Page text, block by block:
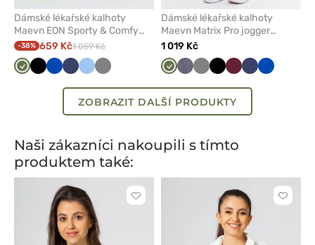
Dámské lékařské kalhoty
Maevn EON Sporty & Comfy
jogger olivkové
-38% 659 Kč1 059 Kč
OlivkováČernáKrálovsky
Námořnická
ModráŠedá
Dámské lékařské kalhoty
Maevn Matrix Pro jogger
olivkové
1 019 Kč
Olivková
ŠedáŠedáČernáTřešňová
Námořnická
Královsky
ZOBRAZIT DALŠÍ PRODUKTY
Naši zákazníci nakoupili s tímto
produktem také:
Kliknutím